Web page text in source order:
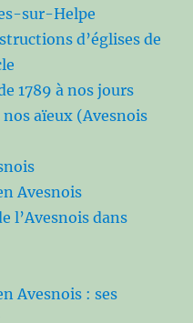
sur-Helpe
d’églises de
1789 à nos jours
aïeux (Avesnois
Avesnois
l’Avesnois dans
Avesnois : ses